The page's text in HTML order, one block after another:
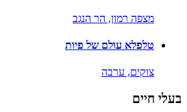
מצפה רמון, הר הנגב
טלפלא עולם של פיות
צוקים, ערבה
בעלי חיים